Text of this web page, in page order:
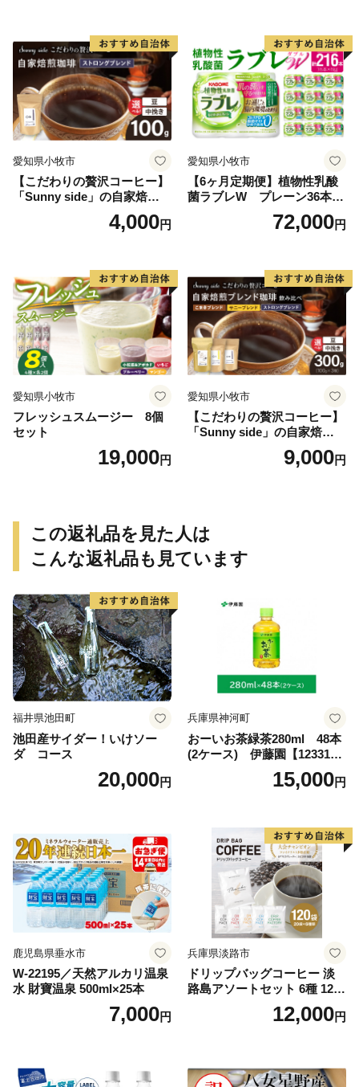
愛知県小牧市
【こだわりの贅沢コーヒー】
「Sunny side」の自家焙煎珈
琲ストロングブレンド（100
4,000円
愛知県小牧市
【6ヶ月定期便】植物性乳酸
菌ラブレW プレーン36本
72,000円
愛知県小牧市
フレッシュスムージー 8個
セット
19,000円
愛知県小牧市
【こだわりの贅沢コーヒー】
「Sunny side」の自家焙煎珈
琲ブレンド珈琲飲み比べセッ
9,000円
この返礼品を見た人は
こんな返礼品も見ています
福井県池田町
池田産サイダー！いけソー
ダ コース
20,000円
兵庫県神河町
おーいお茶緑茶280ml 48本
(2ケース) 伊藤園【123317
15,000円
鹿児島県垂水市
W-22195／天然アルカリ温泉
水 財寶温泉 500ml×25本
7,000円
兵庫県淡路市
ドリップバッグコーヒー 淡
路島アソートセット 6種 120
袋 飲み比べ コーヒー
12,000円